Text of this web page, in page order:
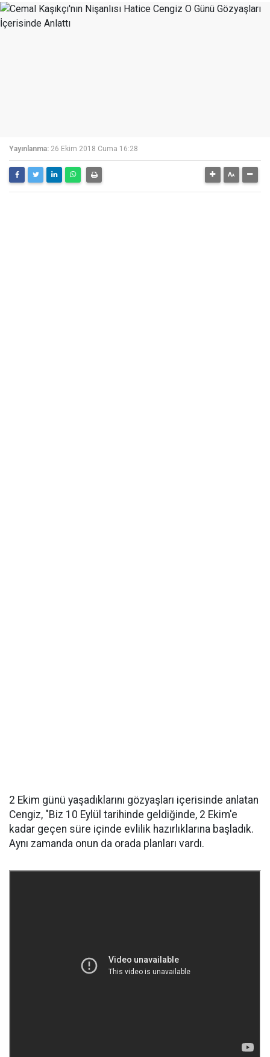
Yayınlanma: 26 Ekim 2018 Cuma 16:28
2 Ekim günü yaşadıklarını gözyaşları içerisinde anlatan
Cengiz, "Biz 10 Eylül tarihinde geldiğinde, 2 Ekim'e
kadar geçen süre içinde evlilik hazırlıklarına başladık.
Aynı zamanda onun da orada planları vardı.